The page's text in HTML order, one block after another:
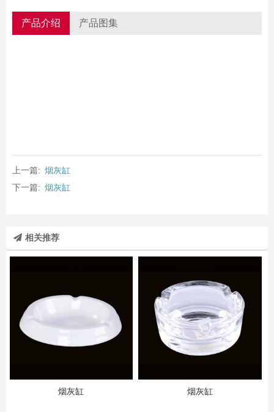
产品介绍 产品图集
上一篇: 烟灰缸
下一篇: 烟灰缸
相关推荐
烟灰缸 烟灰缸